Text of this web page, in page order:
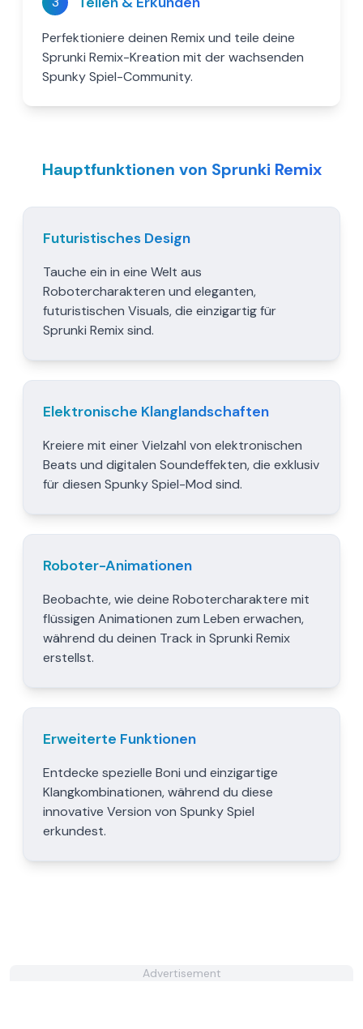
Perfektioniere deinen Remix und teile deine
Sprunki Remix-Kreation mit der wachsenden
Spunky Spiel-Community.
Hauptfunktionen von Sprunki Remix
Futuristisches Design
Tauche ein in eine Welt aus
Robotercharakteren und eleganten,
futuristischen Visuals, die einzigartig für
Sprunki Remix sind.
Elektronische Klanglandschaften
Kreiere mit einer Vielzahl von elektronischen
Beats und digitalen Soundeffekten, die exklusiv
für diesen Spunky Spiel-Mod sind.
Roboter-Animationen
Beobachte, wie deine Robotercharaktere mit
flüssigen Animationen zum Leben erwachen,
während du deinen Track in Sprunki Remix
erstellst.
Erweiterte Funktionen
Entdecke spezielle Boni und einzigartige
Klangkombinationen, während du diese
innovative Version von Spunky Spiel
erkundest.
Advertisement